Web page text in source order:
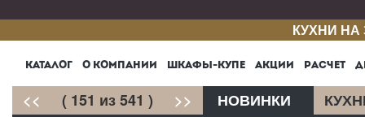
КУХНИ
КАТАЛОГ О КОМПАНИИ ШКАФЫ-КУПЕ АКЦИИ РАСЧЕТ
<< ( 151 из 541 ) >> НОВИНКИ